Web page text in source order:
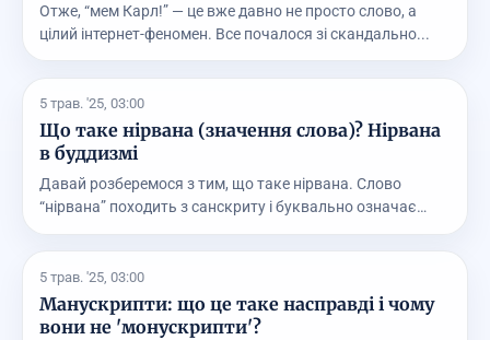
Отже, “мем Карл!” — це вже давно не просто слово, а
цілий інтернет-феномен. Все почалося зі скандально...
5 трав. '25, 03:00
Що таке нірвана (значення слова)? Нірвана
в буддизмі
Давай розберемося з тим, що таке нірвана. Слово
“нірвана” походить з санскриту і буквально означає
5 трав. '25, 03:00
Манускрипти: що це таке насправді і чому
вони не 'монускрипти'?